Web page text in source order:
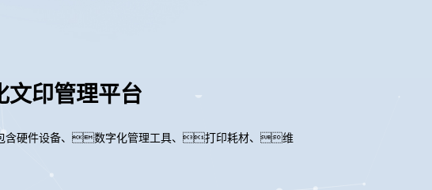
印管理平台
含硬件设备、数字化管理工具、打印耗材、维